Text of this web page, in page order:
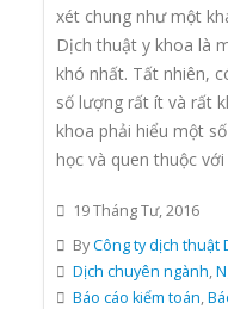
xét chung như một
Dịch thuật y khoa là
khó nhất. Tất nhiên,
số lượng rất ít và rất
khoa phải hiểu một
học và quen thuộc
19 Tháng Tư, 2016
ByCông ty dịch thuật
Dịch chuyên ngành,
Báo cáo kiểm toán,